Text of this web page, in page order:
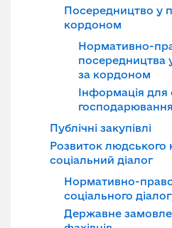
Посередництво у
кордоном
Нормативно-
посередництва
за кордоном
Інформація для
господарювання
Публічні закупівлі
Розвиток людського
соціальний діалог
Нормативно-
соціального
Державне